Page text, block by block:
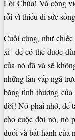
Lời Chúa! Và công
rỗi vì thiếu đi sức
Cuối cùng, như
xì để có thể được
của nó đã và sẽ
những lần vấp ngã
bằng tình thương
đời! Nó phải nhớ, để
cho cuộc đời nó, nó
đuối và bất hạnh của